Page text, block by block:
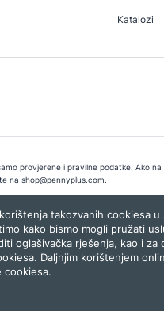
Katalozi
provjerene i pravilne podatke. Ako
na shop@pennyplus.com.
i programiranje:Lampa.ba
takozvanih cookiesa u
kako bismo mogli pružati
oglašivačka rješenja, kao i za
Daljnjim korištenjem
cookiesa.